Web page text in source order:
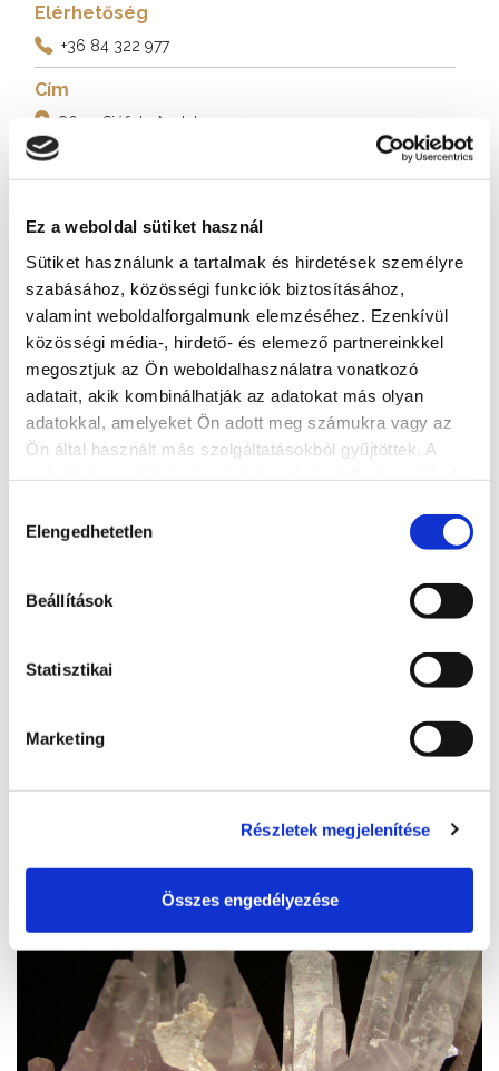
Ez a weboldal sütiket használ
Sütiket használunk a tartalmak és hirdetések személyre
szabásához, közösségi funkciók biztosításához,
valamint weboldalforgalmunk elemzéséhez. Ezenkívül
közösségi média-, hirdető- és elemező partnereinkkel
megosztjuk az Ön weboldalhasználatra vonatkozó
adatait, akik kombinálhatják az adatokat más olyan
adatokkal, amelyeket Ön adott meg számukra vagy az
Ön által használt más szolgáltatásokból gyűjtöttek. A
kiválasztása
Elengedhetetlen
Beállítások
Statisztikai
Marketing
Részletek megjelenítése
Összes engedélyezése
Elérhetőség
+36 84 322 977
Cím
8600 Siófok, Asztalos u. 4.
Weboldal
További látnivalók
http://www.bfnp.hu